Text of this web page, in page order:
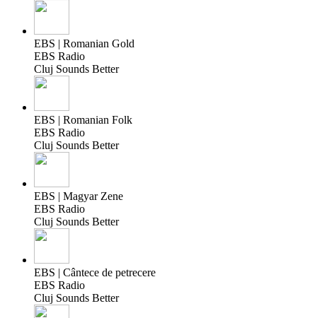
EBS | Romanian Gold
EBS Radio
Cluj Sounds Better
EBS | Romanian Folk
EBS Radio
Cluj Sounds Better
EBS | Magyar Zene
EBS Radio
Cluj Sounds Better
EBS | Cântece de petrecere
EBS Radio
Cluj Sounds Better